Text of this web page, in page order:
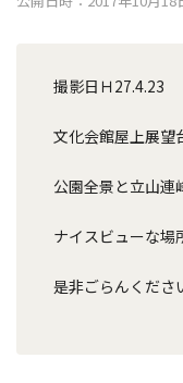
撮影日Ｈ27.4.23
文化会館屋上展望
公園全景と立山連
ナイスビューな場
是非ごらんくださ